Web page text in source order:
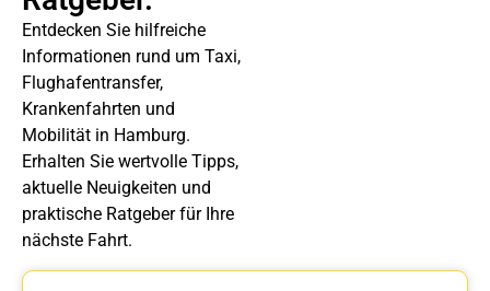
Entdecken Sie hilfreiche
Informationen rund um Taxi,
Flughafentransfer,
Krankenfahrten und
Mobilität in Hamburg.
Erhalten Sie wertvolle Tipps,
aktuelle Neuigkeiten und
praktische Ratgeber für Ihre
nächste Fahrt.